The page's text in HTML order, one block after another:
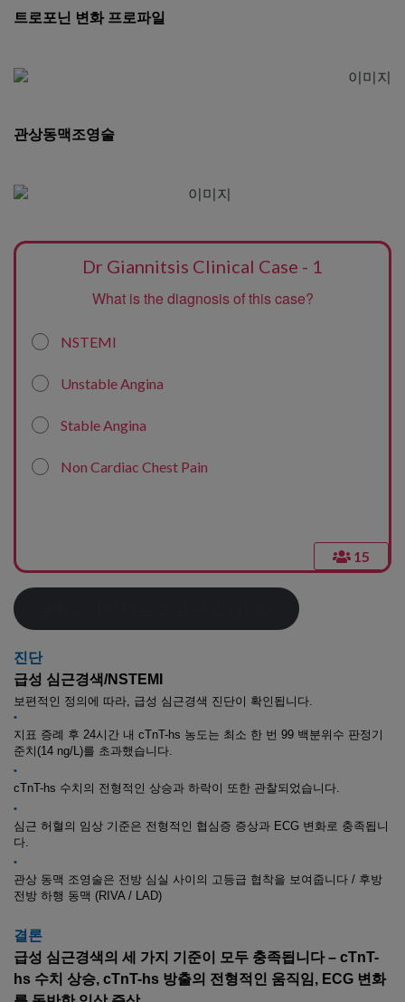
트로포닌 변화 프로파일
관상동맥조영술
15
Dr Giannitsis Clinical Case - 1
What is the diagnosis of this case?
NSTEMI
Unstable Angina
Stable Angina
Non Cardiac Chest Pain
진단
급성 심근경색/NSTEMI
보편적인 정의에 따라, 급성 심근경색 진단이 확인됩니다.
•
지표 증례 후 24시간 내 cTnT-hs 농도는 최소 한 번 99 백분위수 판정기
준치(14 ng/L)를 초과했습니다.
•
cTnT-hs 수치의 전형적인 상승과 하락이 또한 관찰되었습니다.
•
심근 허혈의 임상 기준은 전형적인 협심증 증상과 ECG 변화로 충족됩니
다.
•
관상 동맥 조영술은 전방 심실 사이의 고등급 협착을 보여줍니다 / 후방
전방 하행 동맥 (RIVA / LAD)
결론
급성 심근경색의 세 가지 기준이 모두 충족됩니다 – cTnT-
hs 수치 상승, cTnT-hs 방출의 전형적인 움직임, ECG 변화